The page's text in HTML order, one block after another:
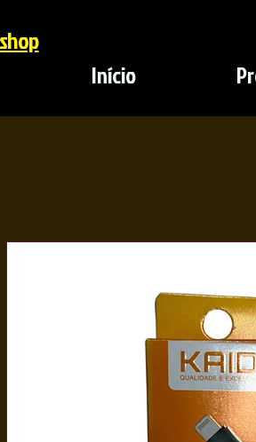
Início